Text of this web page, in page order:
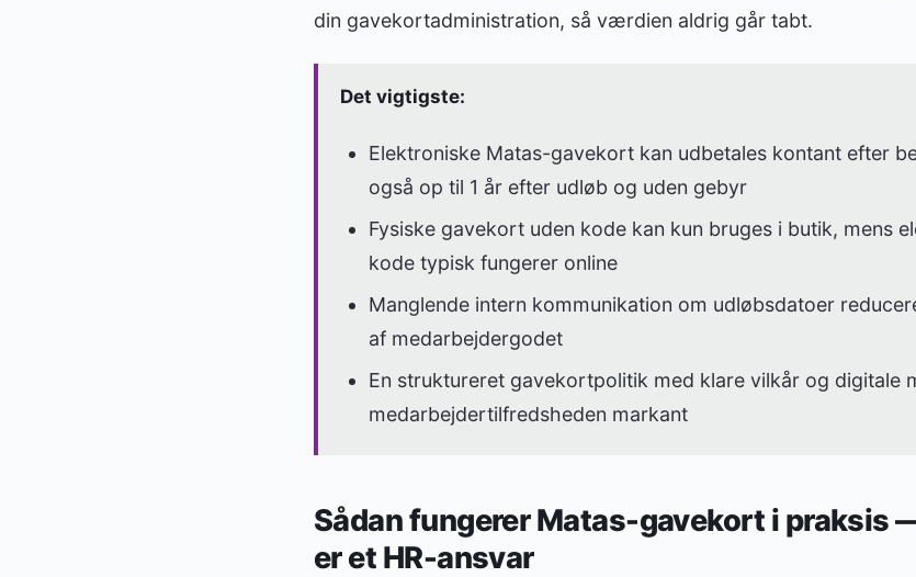
din gavekortadministration, så værdien aldrig går tabt.
Det vigtigste:
Elektroniske Matas-gavekort kan udbetales kontant efter
også op til 1 år efter udløb og uden gebyr
Fysiske gavekort uden kode kan kun bruges i butik, mens
kode typisk fungerer online
Manglende intern kommunikation om udløbsdatoer
af medarbejdergodet
En struktureret gavekortpolitik med klare vilkår og digitale
medarbejdertilfredsheden markant
Sådan fungerer Matas-gavekort i praksis
er et HR-ansvar